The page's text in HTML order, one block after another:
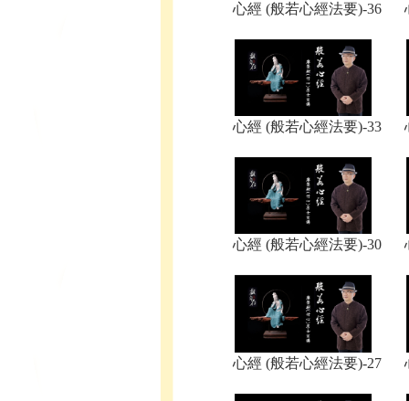
心經 (般若心經法要)-36
心經 (般若心經法要)-33
心經 (般若心經法要)-30
心經 (般若心經法要)-27